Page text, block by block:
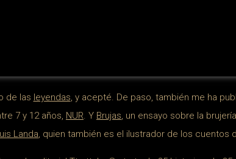
de las leyendas, y acepté. De paso, también me ha
7 y 12 años, NUR. Y Brujas, un ensayo sobre la
Landa, quien también es el ilustrador de los cuentos